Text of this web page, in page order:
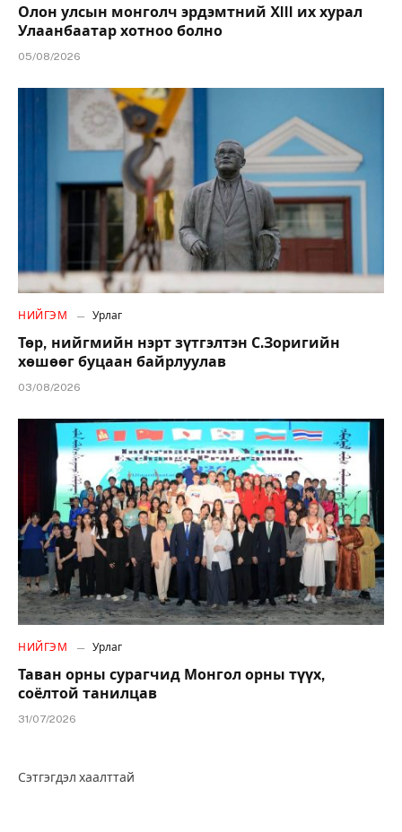
Олон улсын монголч эрдэмтний XIII их хурал
Улаанбаатар хотноо болно
05/08/2026
НИЙГЭМ Урлаг
Төр, нийгмийн нэрт зүтгэлтэн С.Зоригийн
хөшөөг буцаан байрлуулав
03/08/2026
НИЙГЭМ Урлаг
Таван орны сурагчид Монгол орны түүх,
соёлтой танилцав
31/07/2026
Сэтгэгдэл хаалттай